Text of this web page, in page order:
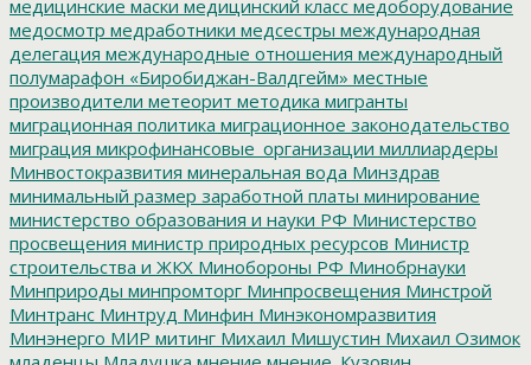
медицинские маски медицинский класс медоборудование
медосмотр медработники медсестры международная
делегация международные отношения международный
полумарафон «Биробиджан-Валдгейм» местные
производители метеорит методика мигранты
миграционная политика миграционное законодательство
миграция микрофинансовые_организации миллиардеры
Минвостокразвития минеральная вода Минздрав
минимальный размер заработной платы минирование
министерство образования и науки РФ Министерство
просвещения министр природных ресурсов Министр
строительства и ЖКХ Минобороны РФ Минобрнауки
Минприроды минпромторг Минпросвещения Минстрой
Минтранс Минтруд Минфин Минэкономразвития
Минэнерго МИР митинг Михаил Мишустин Михаил Озимок